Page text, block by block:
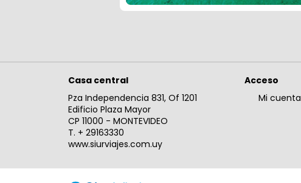
Casa central
Pza Independencia 831, Of 1201
Edificio Plaza Mayor
CP 11000 - MONTEVIDEO
T. + 29163330
www.siurviajes.com.uy
Acceso
Mi cuenta